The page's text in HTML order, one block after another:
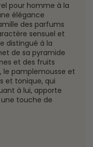
pour homme à la
élégance
des parfums
sensuel et
distingué à la
de sa pyramide
et des fruits
le pamplemousse et
et tonique, qui
à lui, apporte
touche de